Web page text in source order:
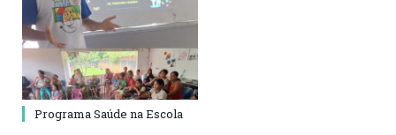
Programa Saúde na Escola